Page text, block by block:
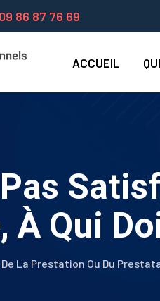
09 86 87 76 69
ACCUEIL
Qui
La Prestation Ou Du